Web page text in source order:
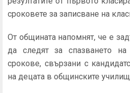
сроковете за записване на
От общината напомнят, че е
да следят за спазването
срокове, свързани с
на децата в общинските